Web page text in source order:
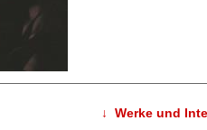
↓ Werke und